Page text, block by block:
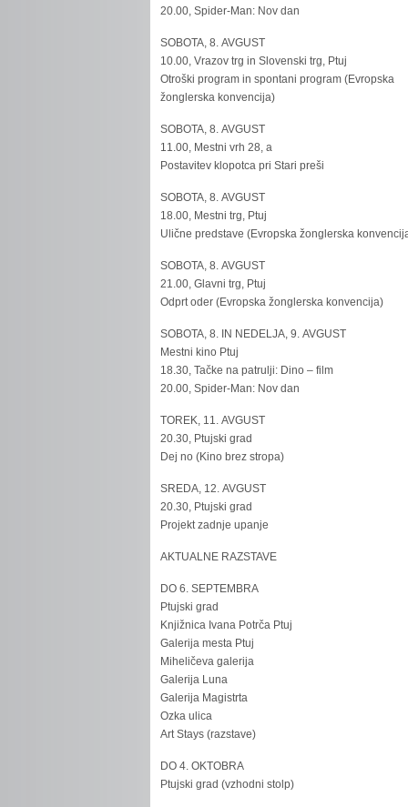
20.00, Spider-Man: Nov dan
SOBOTA, 8. AVGUST
10.00, Vrazov trg in Slovenski trg, Ptuj
Otroški program in spontani program (Evropska
žonglerska konvencija)
SOBOTA, 8. AVGUST
11.00, Mestni vrh 28, a
Postavitev klopotca pri Stari preši
SOBOTA, 8. AVGUST
18.00, Mestni trg, Ptuj
Ulične predstave (Evropska žonglerska
SOBOTA, 8. AVGUST
21.00, Glavni trg, Ptuj
Odprt oder (Evropska žonglerska konvencija)
SOBOTA, 8. IN NEDELJA, 9. AVGUST
Mestni kino Ptuj
18.30, Tačke na patrulji: Dino – film
20.00, Spider-Man: Nov dan
TOREK, 11. AVGUST
20.30, Ptujski grad
Dej no (Kino brez stropa)
SREDA, 12. AVGUST
20.30, Ptujski grad
Projekt zadnje upanje
AKTUALNE RAZSTAVE
DO 6. SEPTEMBRA
Ptujski grad
Knjižnica Ivana Potrča Ptuj
Galerija mesta Ptuj
Miheličeva galerija
Galerija Luna
Galerija Magistrta
Ozka ulica
Art Stays (razstave)
DO 4. OKTOBRA
Ptujski grad (vzhodni stolp)